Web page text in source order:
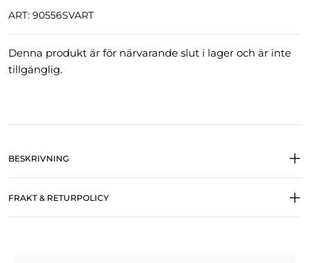
ART: 90556SVART
Denna produkt är för närvarande slut i lager och är inte
tillgänglig.
BESKRIVNING
FRAKT & RETURPOLICY